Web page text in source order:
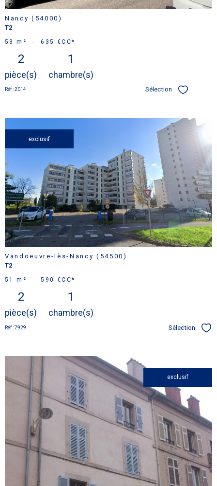
Nancy (54000)
T2
53 m² - 635 €CC*
2
pièce(s)
1
chambre(s)
Réf : 2014 Sélection Sélectionner
exclusif
voir le
bien
Vandoeuvre-lès-Nancy (54500)
T2
51 m² - 590 €CC*
2
pièce(s)
1
chambre(s)
Réf : 7929 Sélection
exclusif